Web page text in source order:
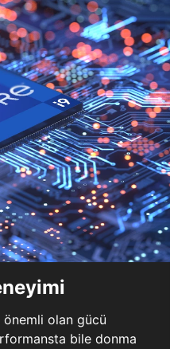
olan gücü
bile donma